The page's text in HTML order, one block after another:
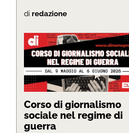
di redazione
Corso di giornalismo
sociale nel regime di
guerra